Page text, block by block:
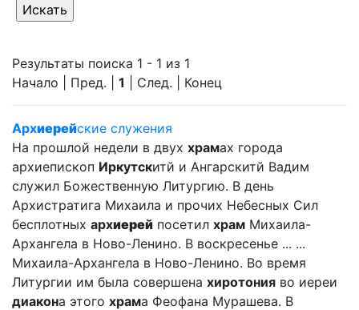
Результаты поиска 1 - 1 из 1
Начало | Пред. | 1 | След. | Конец
Архиерейские служения
На прошлой недели в двух храмах города
архиепископ Иркутскитй и Ангарскитй Вадим
служил Божественную Литургию. В день
Архистратига Михаила и прочих Небесных Сил
бесплотных архиерей посетил храм Михаила-
Архангела в Ново-Ленино. В воскресенье ... ...
Михаила-Архангела в Ново-Ленино. Во время
Литургии им была совершена хиротония во иереи
диакона этого храма Феофана Мурашева. В